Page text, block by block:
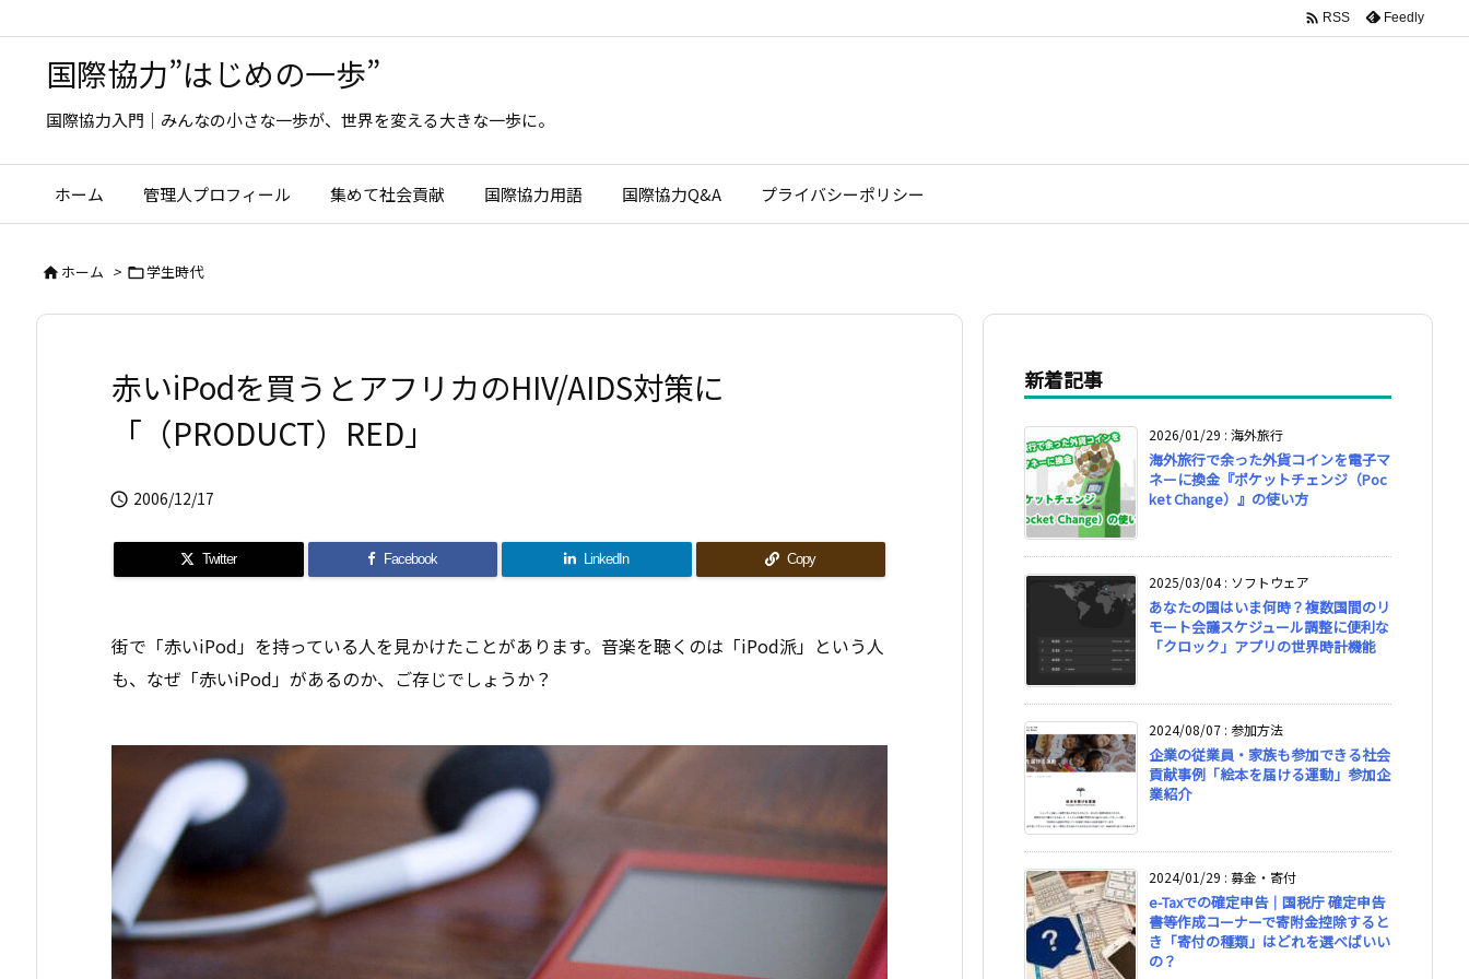
国際協力”はじめの一歩”
国際協力入門｜みんなの小さな一歩が、世界を変える大きな一歩に。
ホーム 管理人プロフィール 集めて社会貢献 国際協力用語 国際協力Q&A プライバシーポリシー
 RSS Feedly
ホーム > 学生時代
赤いiPodを買うとアフリカのHIV/AIDS対策に
「（PRODUCT）RED」
 2006/12/17
Twitter Facebook LinkedIn Copy
街で「赤いiPod」を持っている人を見かけたことがあります。音楽を聴くのは「iPod派」という人
も、なぜ「赤いiPod」があるのか、ご存じでしょうか？
新着記事
2026/01/29 : 海外旅行
海外旅行で余った外貨コインを電子マ
ネーに換金『ポケットチェンジ（Poc
ket Change）』の使い方
2025/03/04: ソフトウェア
あなたの国はいま何時？複数国間のリ
モート会議スケジュール調整に便利な
「クロック」アプリの世界時計機能
2024/08/07 : 参加方法
企業の従業員・家族も参加できる社会
貢献事例「絵本を届ける運動」参加企
業紹介
2024/01/29 : 募金・寄付
e-Taxでの確定申告｜国税庁 確定申告
書等作成コーナーで寄附金控除すると
き「寄付の種類」はどれを選べばいい
の？